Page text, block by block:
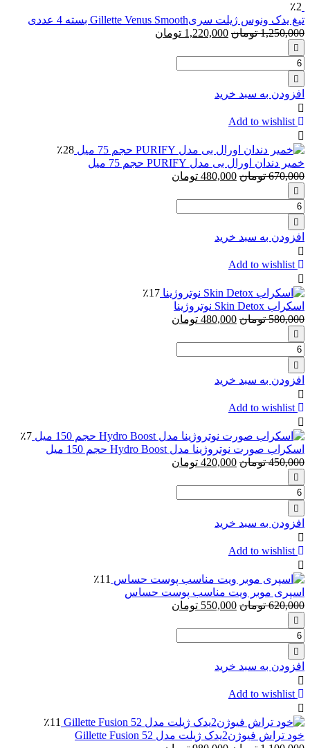
٪2
تیغ یدک ونوس ژیلت سریGillette Venus Smooth بسته 4 عددی
1,250,000 تومان 1,220,000 تومان
تعداد:
تیغ
یدک
ونوس
ژیلت
سریGillette
Venus
Smooth
بسته
4
عددی
افزودن به سبد خرید
Add to wishlist
٪28
خمیر دندان اورال بی مدل PURIFY حجم 75 میل
670,000 تومان 480,000 تومان
تعداد:
خمیر
دندان
اورال
بی
مدل
PURIFY
حجم
75
میل
افزودن به سبد خرید
Add to wishlist
٪17
اسکراب Skin Detox نوتروژینا
580,000 تومان 480,000 تومان
تعداد:
اسکراب
Skin
Detox
نوتروژینا
افزودن به سبد خرید
Add to wishlist
٪7
اسکراب صورت نوتروژینا مدل Hydro Boost حجم 150 میل
450,000 تومان 420,000 تومان
تعداد:
اسکراب
صورت
نوتروژینا
مدل
Hydro
Boost
حجم
150
میل
افزودن به سبد خرید
Add to wishlist
٪11
اس‍پری موبر ویت مناسب پوست حساس
620,000 تومان 550,000 تومان
تعداد:
اس‍پری
موبر
ویت
مناسب
پوست
حساس
افزودن به سبد خرید
Add to wishlist
٪11
خود تراش فیوژن2یدک ژیلت مدل Gillette Fusion 52